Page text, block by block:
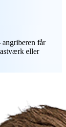
får
eller